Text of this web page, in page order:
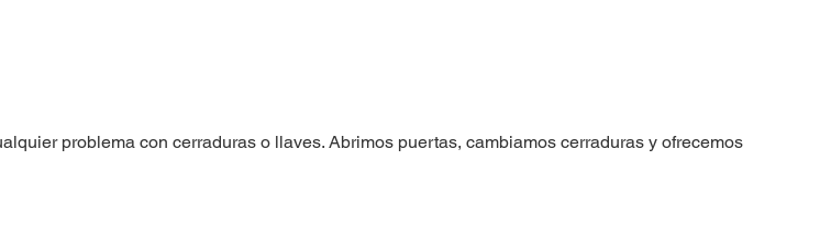
problema con cerraduras o llaves. Abrimos puertas, cambiamos cerraduras y ofrecemos